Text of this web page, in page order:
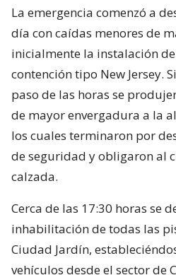
La emergencia comenzó a
día con caídas menores de
inicialmente la instalación
contención tipo New Jersey.
paso de las horas se
de mayor envergadura a la
los cuales terminaron por
de seguridad y obligaron al
calzada.
Cerca de las 17:30 horas se
inhabilitación de todas las
Ciudad Jardín,
vehículos desde el sector de